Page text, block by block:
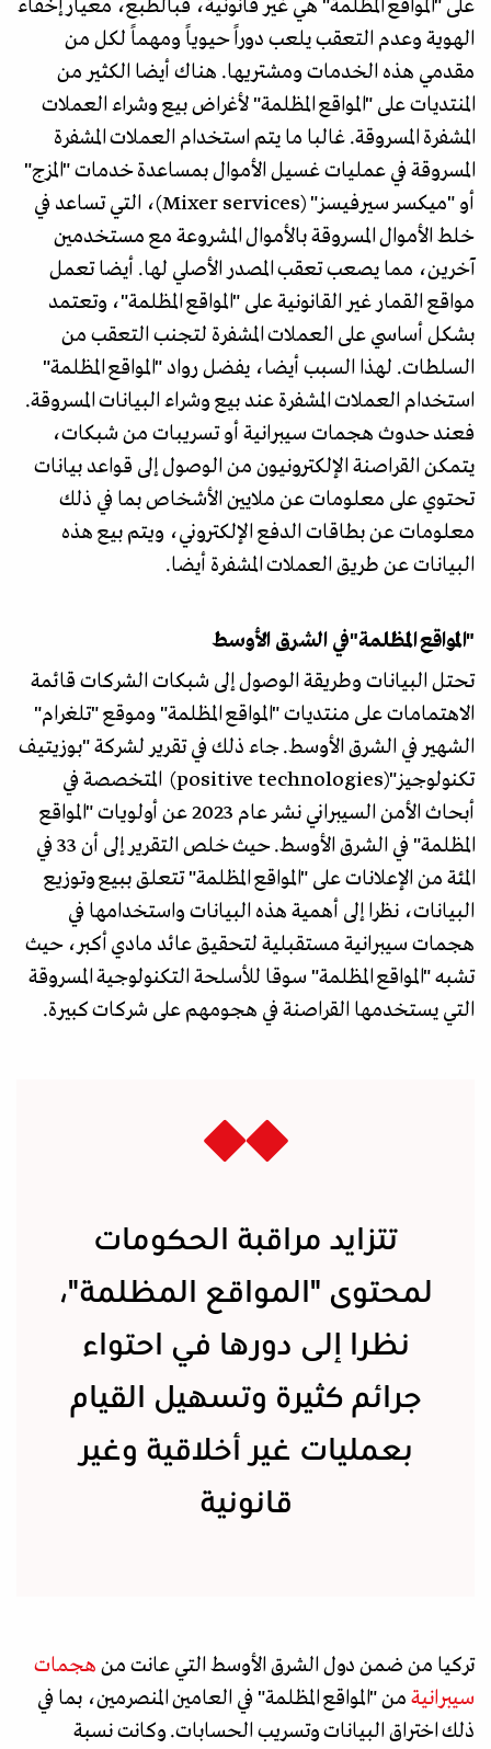
على "المواقع المظلمة" هي غير قانونية، فبالطبع، معيار إخفاء
الهوية وعدم التعقب يلعب دوراً حيوياً ومهماً لكل من
مقدمي هذه الخدمات ومشتريها. هناك أيضا الكثير من
المنتديات على "المواقع المظلمة" لأغراض بيع وشراء العملات
المشفرة المسروقة. غالبا ما يتم استخدام العملات المشفرة
المسروقة في عمليات غسيل الأموال بمساعدة خدمات "المزج"
أو "ميكسر سيرفيسز" (Mixer services)، التي تساعد في
خلط الأموال المسروقة بالأموال المشروعة مع مستخدمين
آخرين، مما يصعب تعقب المصدر الأصلي لها. أيضا تعمل
مواقع القمار غير القانونية على "المواقع المظلمة"، وتعتمد
بشكل أساسي على العملات المشفرة لتجنب التعقب من
السلطات. لهذا السبب أيضا، يفضل رواد "المواقع المظلمة"
استخدام العملات المشفرة عند بيع وشراء البيانات المسروقة.
فعند حدوث هجمات سيبرانية أو تسريبات من شبكات،
يتمكن القراصنة الإلكترونيون من الوصول إلى قواعد بيانات
تحتوي على معلومات عن ملايين الأشخاص بما في ذلك
معلومات عن بطاقات الدفع الإلكتروني، ويتم بيع هذه
البيانات عن طريق العملات المشفرة أيضا.
"المواقع المظلمة"في الشرق الأوسط
تحتل البيانات وطريقة الوصول إلى شبكات الشركات قائمة
الاهتمامات على منتديات "المواقع المظلمة" وموقع "تلغرام"
الشهير في الشرق الأوسط. جاء ذلك في تقرير لشركة "بوزيتيف
تكنولوجيز"(positive technologies) المتخصصة في
أبحاث الأمن السيبراني نشر عام 2023 عن أولويات "المواقع
المظلمة" في الشرق الأوسط. حيث خلص التقرير إلى أن 33 في
المئة من الإعلانات على "المواقع المظلمة" تتعلق ببيع وتوزيع
البيانات، نظرا إلى أهمية هذه البيانات واستخدامها في
هجمات سيبرانية مستقبلية لتحقيق عائد مادي أكبر، حيث
تشبه "المواقع المظلمة" سوقا للأسلحة التكنولوجية المسروقة
التي يستخدمها القراصنة في هجومهم على شركات كبيرة.
تتزايد مراقبة الحكومات
لمحتوى "المواقع المظلمة"،
نظرا إلى دورها في احتواء
جرائم كثيرة وتسهيل القيام
بعمليات غير أخلاقية وغير
قانونية
تركيا من ضمن دول الشرق الأوسط التي عانت من هجمات
سيبرانية من "المواقع المظلمة" في العامين المنصرمين، بما في
ذلك اختراق البيانات وتسريب الحسابات. وكانت نسبة